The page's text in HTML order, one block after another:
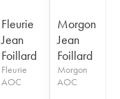
Fleurie
Jean
Foillard
Fleurie
AOC
Morgon
Jean
Foillard
Morgon
AOC